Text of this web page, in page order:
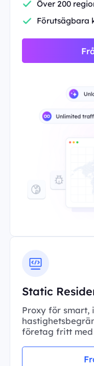
Över 200
Förutsägbara
Static
Proxy för smart,
företag fritt med